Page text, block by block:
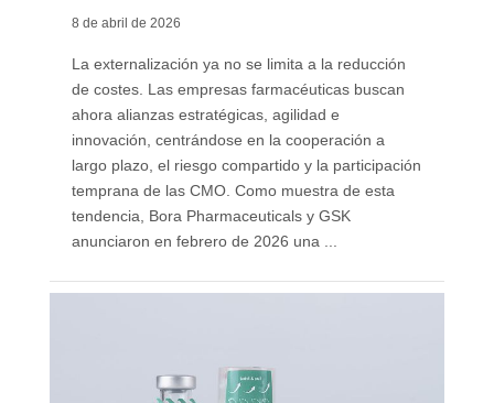
8 de abril de 2026
La externalización ya no se limita a la reducción
de costes. Las empresas farmacéuticas buscan
ahora alianzas estratégicas, agilidad e
innovación, centrándose en la cooperación a
largo plazo, el riesgo compartido y la participación
temprana de las CMO. Como muestra de esta
tendencia, Bora Pharmaceuticals y GSK
anunciaron en febrero de 2026 una ...